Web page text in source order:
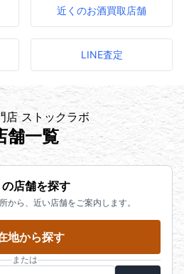
近くのお酒買取店舗
LINE査定
店 ストックラボ
舗一覧
店舗を探す
から、近い店舗をご案内します。
地から探す
または